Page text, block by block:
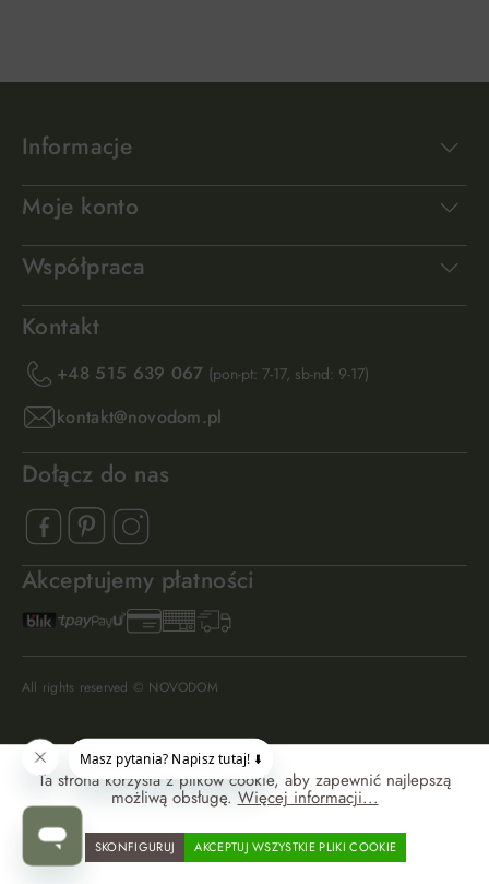
Informacje
Moje konto
Współpraca
Kontakt
+48 515 639 067 (pon-pt: 7-17, sb-nd: 9-17)
kontakt@novodom.pl
Dołącz do nas
Akceptujemy płatności
All rights reserved © NOVODOM
Ta strona korzysta z plików cookie, aby zapewnić najlepszą
możliwą obsługę. Więcej informacji...
SKONFIGURUJ AKCEPTUJ WSZYSTKIE PLIKI COOKIE